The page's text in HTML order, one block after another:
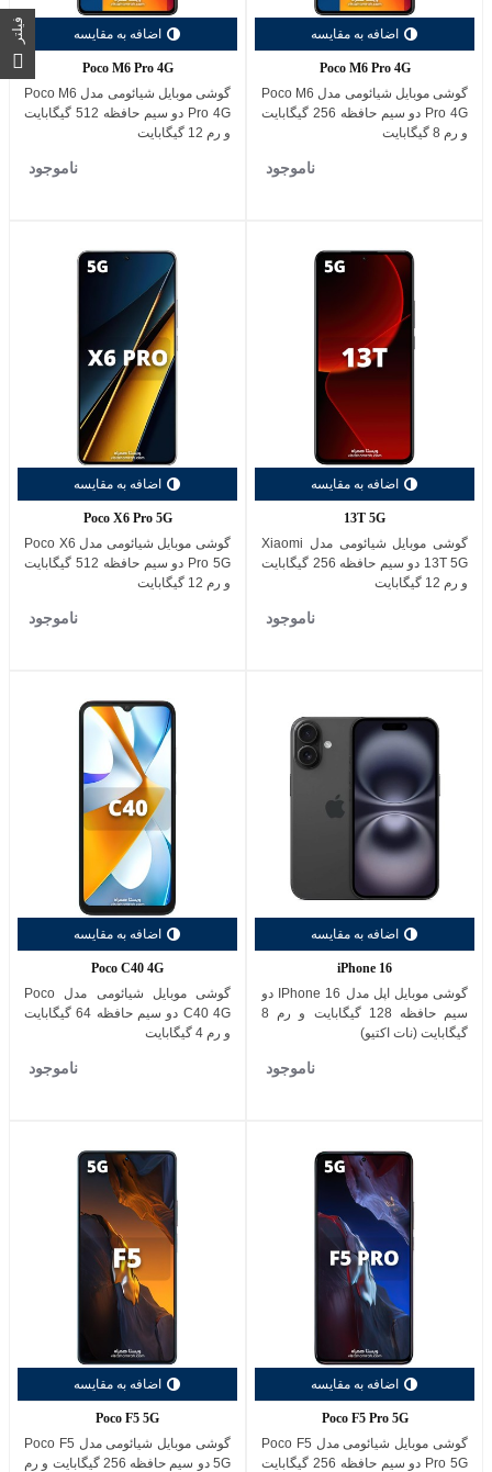
اضافه به مقایسه
Poco M6 Pro 4G
گوشی موبایل شیائومی مدل Poco M6
Pro 4G دو سیم حافظه 256 گیگابایت
و رم 8 گیگابایت
ناموجود
اضافه به مقایسه
Poco M6 Pro 4G
گوشی موبایل شیائومی مدل Poco M6
Pro 4G دو سیم حافظه 512 گیگابایت
و رم 12 گیگابایت
ناموجود
اضافه به مقایسه
13T 5G
گوشی موبایل شیائومی مدل Xiaomi
13T 5G دو سیم حافظه 256 گیگابایت
و رم 12 گیگابایت
ناموجود
اضافه به مقایسه
Poco X6 Pro 5G
گوشی موبایل شیائومی مدل Poco X6
Pro 5G دو سیم حافظه 512 گیگابایت
و رم 12 گیگابایت
ناموجود
اضافه به مقایسه
iPhone 16
گوشی موبایل اپل مدل IPhone 16 دو
سیم حافظه 128 گیگابایت و رم 8
گیگابایت (نات اکتیو)
ناموجود
اضافه به مقایسه
Poco C40 4G
گوشی موبایل شیائومی مدل Poco
C40 4G دو سیم حافظه 64 گیگابایت
و رم 4 گیگابایت
ناموجود
اضافه به مقایسه
Poco F5 Pro 5G
گوشی موبایل شیائومی مدل Poco F5
Pro 5G دو سیم حافظه 256 گیگابایت
اضافه به مقایسه
Poco F5 5G
گوشی موبایل شیائومی مدل Poco F5
5G دو سیم حافظه 256 گیگابایت و رم
فیلتر